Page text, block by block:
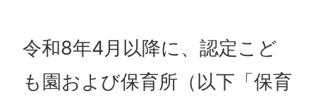
令和8年4月以降に、認定こど
も園および保育所（以下「保育